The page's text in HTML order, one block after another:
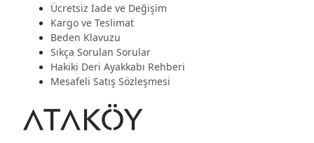
Ücretsiz İade ve Değişim
Kargo ve Teslimat
Beden Klavuzu
Sıkça Sorulan Sorular
Hakiki Deri Ayakkabı Rehberi
Mesafeli Satış Sözleşmesi